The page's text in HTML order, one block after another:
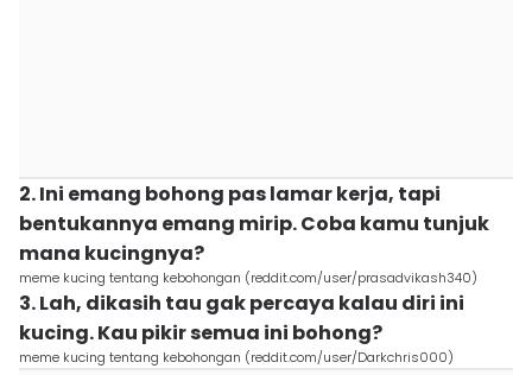
2. Ini emang bohong pas lamar kerja, tapi
bentukannya emang mirip. Coba kamu tunjuk
mana kucingnya?
meme kucing tentang kebohongan (reddit.com/user/prasadvikash340)
3. Lah, dikasih tau gak percaya kalau diri ini
kucing. Kau pikir semua ini bohong?
meme kucing tentang kebohongan (reddit.com/user/Darkchris000)